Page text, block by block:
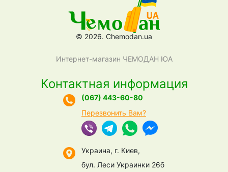
© 2026. Chemodan.ua
Интернет-магазин ЧЕМОДАН ЮА
Контактная информация
(067) 443-60-80
Перезвонить Вам?
Украина, г. Киев,
бул. Леси Украинки 26б